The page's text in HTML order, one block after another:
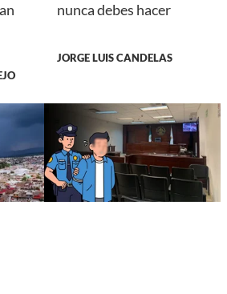
nunca debes hacer
JORGE LUIS CANDELAS